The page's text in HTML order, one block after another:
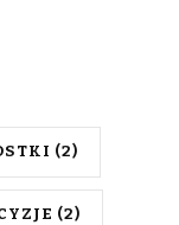
(2)
(2)